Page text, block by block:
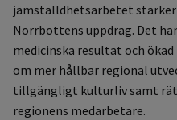
jämställdhetsarbetet
Norrbottens uppdrag. Det
medicinska resultat och
om mer hållbar regional
tillgängligt kulturliv samt
regionens medarbetare.